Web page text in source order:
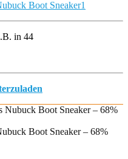
in 44
Boot Sneaker – 68%